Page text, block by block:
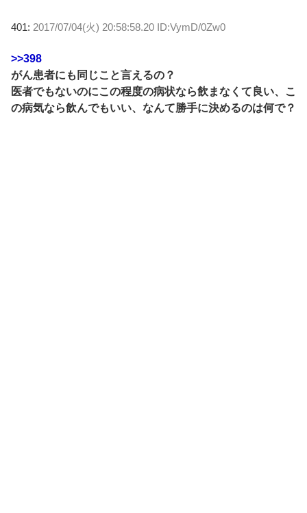
401: 2017/07/04(火) 20:58:58.20 ID:VymD/0Zw0
>>398
がん患者にも同じこと言えるの？
医者でもないのにこの程度の病状なら飲まなくて良い、こ
の病気なら飲んでもいい、なんて勝手に決めるのは何で？